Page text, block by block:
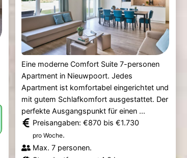
Eine moderne Comfort Suite 7-personen
Apartment in Nieuwpoort. Jedes
Apartment ist komfortabel eingerichtet und
mit gutem Schlafkomfort ausgestattet. Der
perfekte Ausgangspunkt für einen ...
Preisangaben: €870 bis €1.730
pro Woche.
Max. 7 personen.